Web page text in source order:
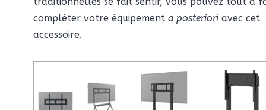
compléter votre équipement a posteriori avec cet
accessoire.